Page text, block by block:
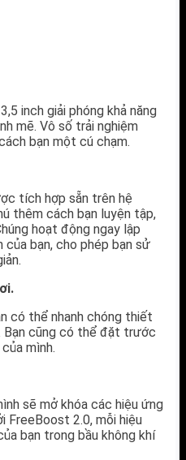
inch giải phóng khả năng
mẽ. Vô số trải nghiệm
bạn một cú chạm.
tích hợp sẵn trên hệ
thêm cách bạn luyện tập,
hoạt động ngay lập
bạn, cho phép bạn sử
có thể nhanh chóng thiết
Bạn cũng có thể đặt trước
mình.
sẽ mở khóa các hiệu ứng
2.0, mỗi hiệu
bạn trong bầu không khí